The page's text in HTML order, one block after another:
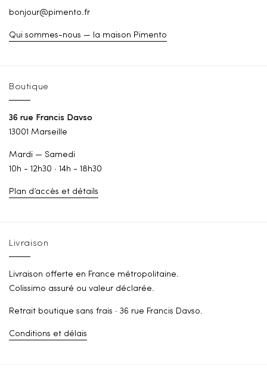
bonjour@pimento.fr
Qui sommes-nous — la maison Pimento
Boutique
36 rue Francis Davso
13001 Marseille
Mardi — Samedi
10h - 12h30 · 14h - 18h30
Plan d’accès et détails
Livraison
Livraison offerte en France métropolitaine.
Colissimo assuré ou valeur déclarée.
Retrait boutique sans frais · 36 rue Francis Davso.
Conditions et délais